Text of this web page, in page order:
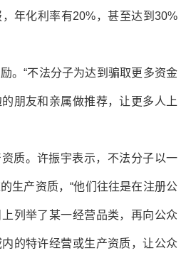
年化利率有20%，甚至达到30%
。“不法分子为达到骗取更多资金
朋友和亲属做推荐，让更多人上
质。许振宇表示，不法分子以一
生产资质，“他们往往是在注册公
列举了某一经营品类，再向公众
的特许经营或生产资质，让公众